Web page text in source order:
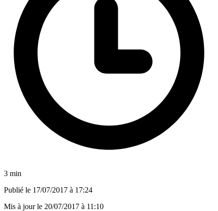
3 min
Publié le 17/07/2017 à 17:24
Mis à jour le 20/07/2017 à 11:10